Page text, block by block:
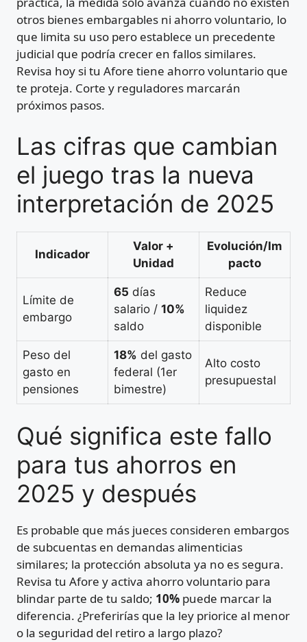
otros bienes embargables ni ahorro voluntario, lo
que limita su uso pero establece un precedente
judicial que podría crecer en fallos similares.
Revisa hoy si tu Afore tiene ahorro voluntario que
te proteja. Corte y reguladores marcarán
próximos pasos.
Las cifras que cambian
el juego tras la nueva
interpretación de 2025
Indicador
Valor +
Unidad
Evolución/Im
pacto
Límite de
embargo
65 días
salario / 10%
saldo
Reduce
liquidez
disponible
Peso del
gasto en
pensiones
18% del gasto
federal (1er
bimestre)
Alto costo
presupuestal
Qué significa este fallo
para tus ahorros en
2025 y después
Es probable que más jueces consideren embargos
de subcuentas en demandas alimenticias
similares; la protección absoluta ya no es segura.
Revisa tu Afore y activa ahorro voluntario para
blindar parte de tu saldo; 10% puede marcar la
diferencia. ¿Preferirías que la ley priorice al menor
o la seguridad del retiro a largo plazo?